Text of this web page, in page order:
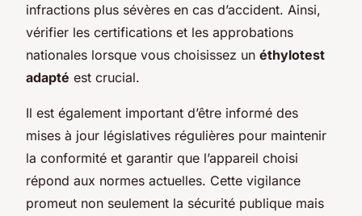
infractions plus sévères en cas d’accident. Ainsi,
vérifier les certifications et les approbations
nationales lorsque vous choisissez un éthylotest
adapté est crucial.
Il est également important d’être informé des
mises à jour législatives régulières pour maintenir
la conformité et garantir que l’appareil choisi
répond aux normes actuelles. Cette vigilance
promeut non seulement la sécurité publique mais